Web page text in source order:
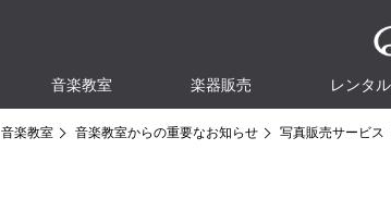
音楽教室 楽器販売 レンタル
音楽教室 音楽教室からの重要なお知らせ 写真販売サービス